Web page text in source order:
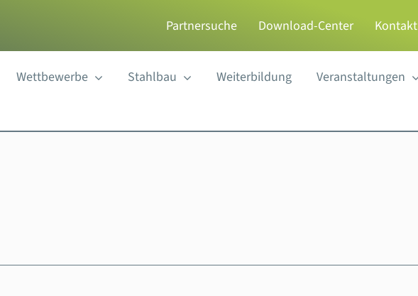
Partnersuche Download-Center Kontakt
Wettbewerbe Stahlbau Weiterbildung Veranstaltungen